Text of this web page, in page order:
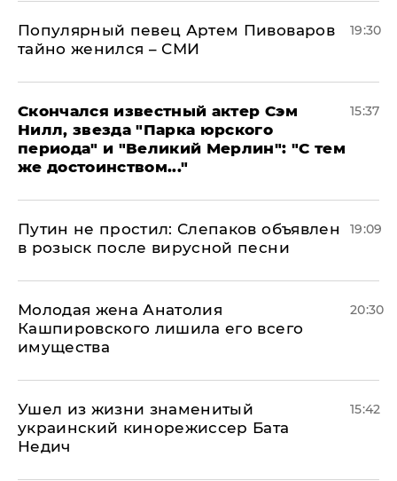
Популярный певец Артем Пивоваров
тайно женился – СМИ
19:30
Скончался известный актер Сэм
Нилл, звезда "Парка юрского
периода" и "Великий Мерлин": "С тем
же достоинством..."
15:37
Путин не простил: Слепаков объявлен
в розыск после вирусной песни
19:09
Молодая жена Анатолия
Кашпировского лишила его всего
имущества
20:30
Ушел из жизни знаменитый
украинский кинорежиссер Бата
Недич
15:42